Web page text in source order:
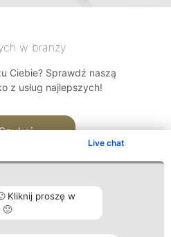
Live chat
Kliknij proszę w
w branży
Ciebie? Sprawdź naszą
z usług najlepszych!
Kontakt